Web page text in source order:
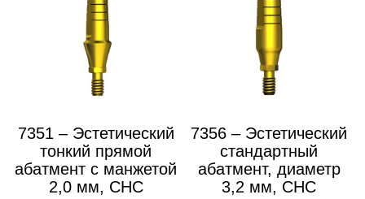
7351 – Эстетический
тонкий прямой
абатмент с манжетой
2,0 мм, CHC
7356 – Эстетический
стандартный
абатмент, диаметр
3,2 мм, CHC